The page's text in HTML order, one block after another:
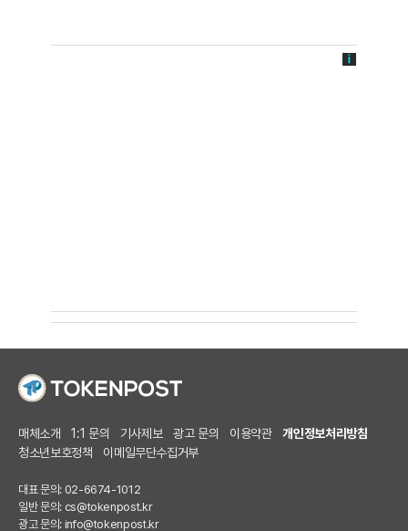
매체소개 1:1 문의 기사제보 광고 문의 이용약관
개인정보처리방침
청소년보호정책
이메일무단수집거부
대표 문의: 02-6674-1012
일반 문의: cs@tokenpost.kr
광고 문의: info@tokenpost.kr